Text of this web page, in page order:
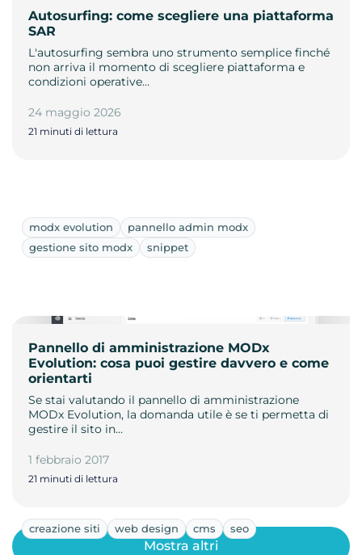
Autosurfing: come scegliere una piattaforma
SAR
L'autosurfing sembra uno strumento semplice finché
non arriva il momento di scegliere piattaforma e
condizioni operative…
24 maggio 2026
21 minuti di lettura
modx evolution
pannello admin modx
gestione sito modx
snippet
Pannello di amministrazione MODx
Evolution: cosa puoi gestire davvero e come
orientarti
Se stai valutando il pannello di amministrazione
MODx Evolution, la domanda utile è se ti permetta di
gestire il sito in…
1 febbraio 2017
21 minuti di lettura
creazione siti web design cms seo
Mostra altri